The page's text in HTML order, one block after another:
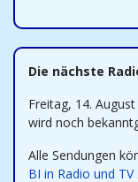
Die nächste
Freitag, 14.
wird noch
Alle Sendungen
BI in Radio und TV